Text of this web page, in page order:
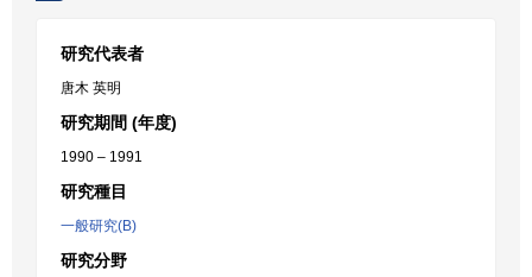
研究代表者
唐木 英明
研究期間 (年度)
1990 – 1991
研究種目
一般研究(B)
研究分野